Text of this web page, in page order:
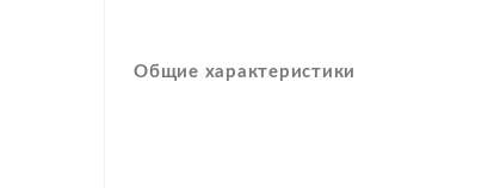
Общие характеристики